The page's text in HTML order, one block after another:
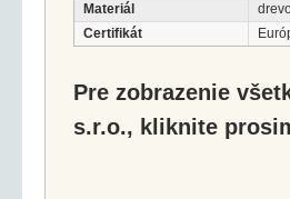
Materiál
Certifikát
Pre zobrazenie
s.r.o., kliknite